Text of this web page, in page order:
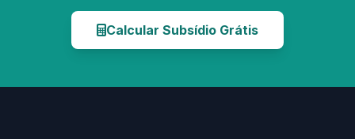
Calcular Subsídio Grátis